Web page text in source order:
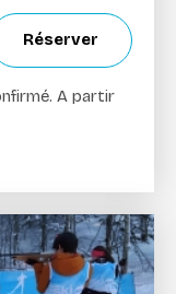
Réserver
A partir